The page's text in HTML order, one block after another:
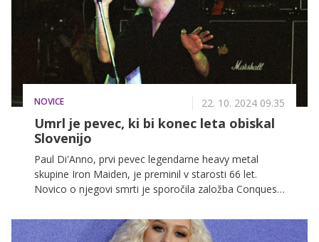
NOVICE 22. 10. 2024 09.35
Umrl je pevec, ki bi konec leta obiskal
Slovenijo
Paul Di'Anno, prvi pevec legendarne heavy metal
skupine Iron Maiden, je preminil v starosti 66 let.
Novico o njegovi smrti je sporočila založba Conquest
domu v Salisburyju. Natančen vzrok smrti še ni znan.